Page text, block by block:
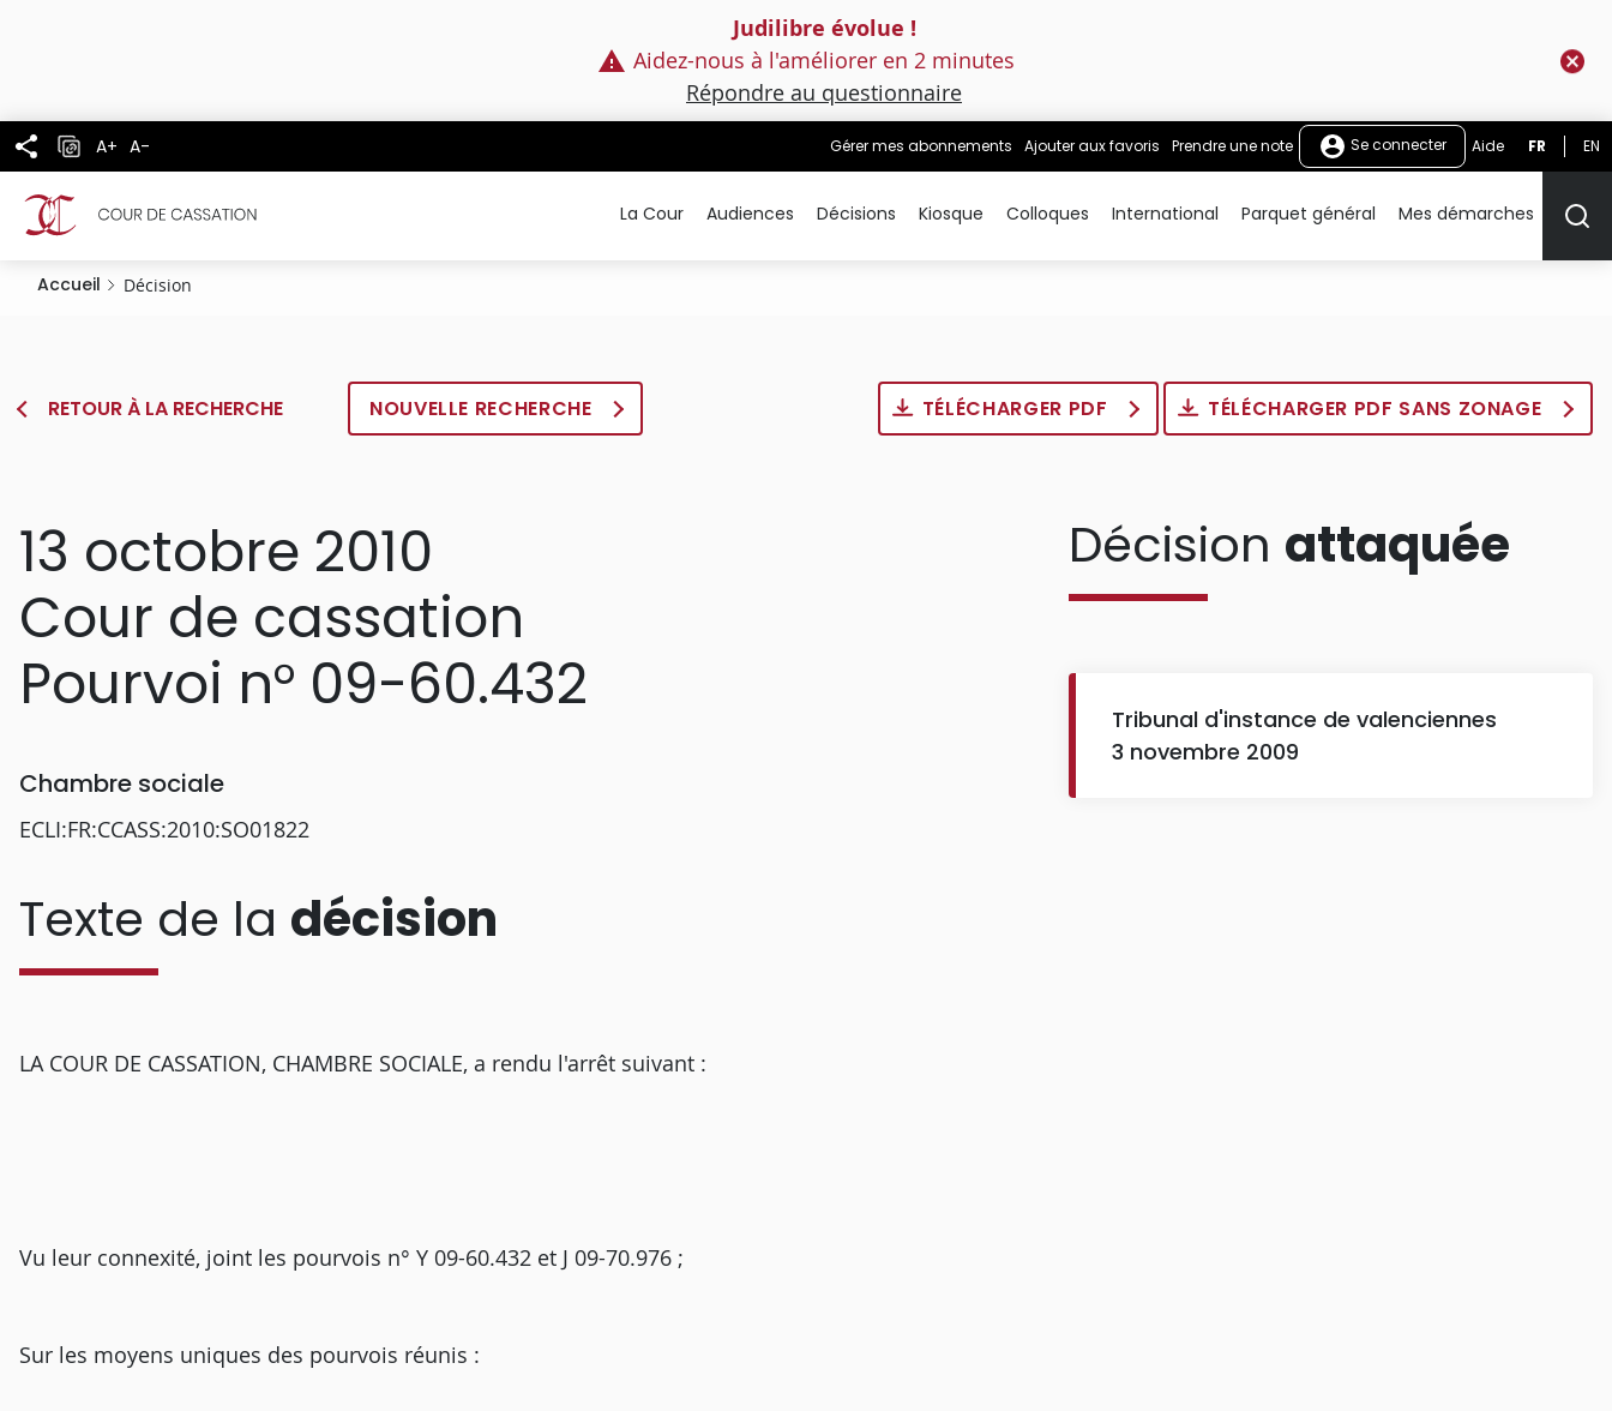
Judilibre évolue !
Aidez-nous à l'améliorer en 2 minutes
Répondre au questionnaire
A+ A- Gérer mes abonnements Ajouter aux favoris Prendre une note Se connecter Aide FR EN
La Cour Audiences Décisions Kiosque Colloques International Parquet général Mes démarches
Accueil Décision
RETOUR À LA RECHERCHE NOUVELLE RECHERCHE TÉLÉCHARGER PDF TÉLÉCHARGER PDF SANS ZONAGE
13 octobre 2010
Cour de cassation
Pourvoi n° 09-60.432
Chambre sociale
ECLI:FR:CCASS:2010:SO01822
Texte de la décision
LA COUR DE CASSATION, CHAMBRE SOCIALE, a rendu l'arrêt suivant :
Vu leur connexité, joint les pourvois n° Y 09-60.432 et J 09-70.976 ;
Sur les moyens uniques des pourvois réunis :
Décision attaquée
Tribunal d'instance de valenciennes
3 novembre 2009